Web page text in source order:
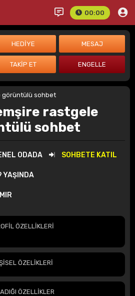
00:00
rastgele
sohbet
ODADA SOHBETE KATIL
YAŞINDA
ÖZELLİKLERİ
ÖZELİKLERİ
ÖZELLİKLER